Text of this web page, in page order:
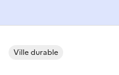
Ville durable